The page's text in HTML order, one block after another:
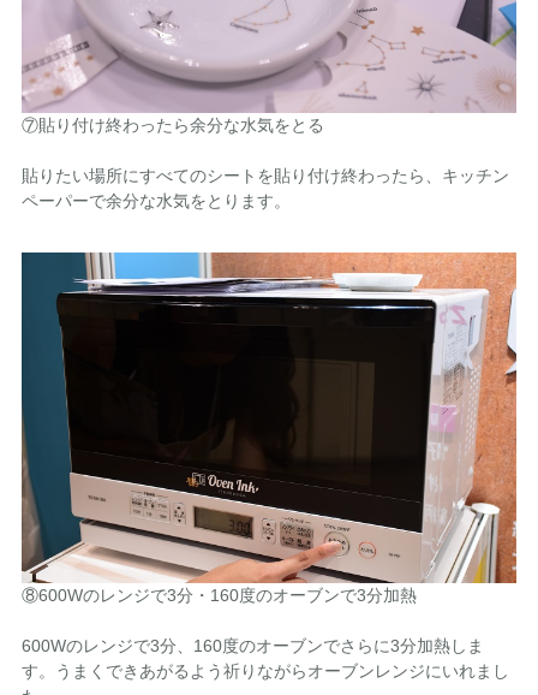
⑦貼り付け終わったら余分な水気をとる
貼りたい場所にすべてのシートを貼り付け終わったら、キッチン
ペーパーで余分な水気をとります。
⑧600Wのレンジで3分・160度のオーブンで3分加熱
600Wのレンジで3分、160度のオーブンでさらに3分加熱しま
す。うまくできあがるよう祈りながらオーブンレンジにいれまし